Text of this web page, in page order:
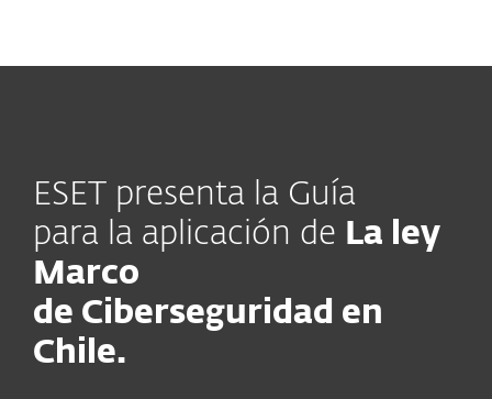
ESET presenta la Guía
para la aplicación de La ley
Marco
de Ciberseguridad en
Chile.